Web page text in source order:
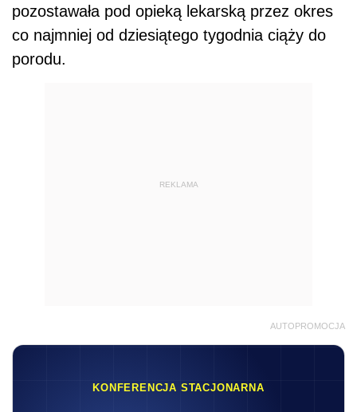
pozostawała pod opieką lekarską przez okres
co najmniej od dziesiątego tygodnia ciąży do
porodu.
REKLAMA
AUTOPROMOCJA
KONFERENCJA STACJONARNA